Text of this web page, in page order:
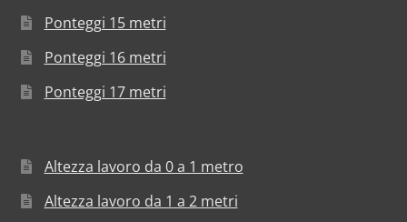
Ponteggi 15 metri
Ponteggi 16 metri
Ponteggi 17 metri
Altezza lavoro da 0 a 1 metro
Altezza lavoro da 1 a 2 metri